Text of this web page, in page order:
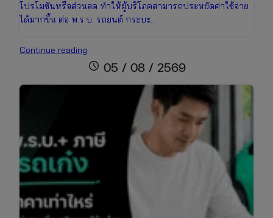
โปรโมชันหรือส่วนลด ทำให้ผู้บริโภคสามารถประหยัดค่าใช้จ่าย
ได้มากขึ้น ต่อ พ.ร.บ. รถยนต์ กระบะ…
Continue reading
รถ
ออนไลน์
ได้
ทันที
schedule 05 / 08 / 2569